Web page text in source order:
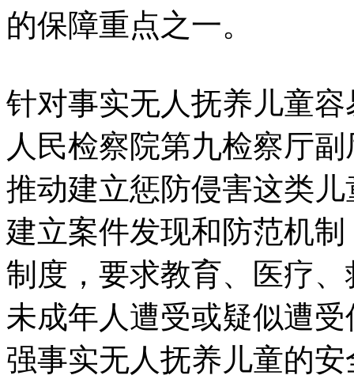
的保障重点之一。
针对事实无人抚养儿童
人民检察院第九检察厅
推动建立惩防侵害这类
建立案件发现和防范机
制度，要求教育、医疗
未成年人遭受或疑似遭
强事实无人抚养儿童的